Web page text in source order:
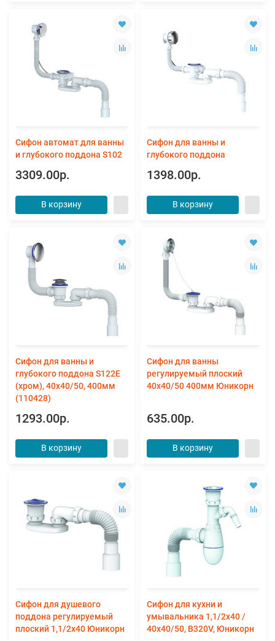
Сифон автомат для ванны
и глубокого поддона S102
3309.00р.
В корзину
Сифон для ванны и
глубокого поддона
1398.00р.
В корзину
Сифон для ванны и
глубокого поддона S122Е
(хром), 40х40/50, 400мм
(110428)
1293.00р.
В корзину
Сифон для ванны
регулируемый плоский
40х40/50 400мм Юникорн
635.00р.
В корзину
Сифон для душевого
поддона регулируемый
плоский 1,1/2х40 Юникорн
Сифон для кухни и
умывальника 1,1/2х40 /
40х40/50, B320V, Юникорн